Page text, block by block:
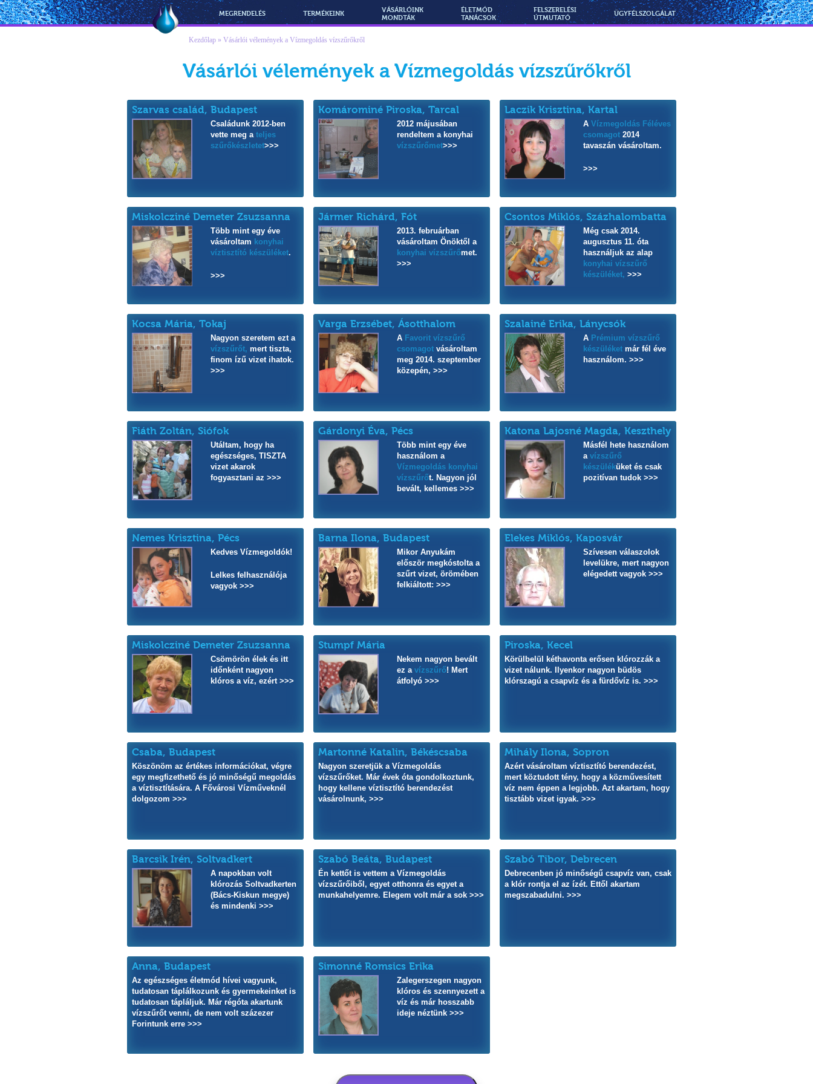
Vízmegoldás
MEGRENDELÉS TERMÉKEINK
VÁSÁRLÓINK
MONDTÁK
ÉLETMÓD
TANÁCSOK
FELSZERELÉSI
ÚTMUTATÓ
ÜGYFÉLSZOLGÁLAT
Kezdőlap » Vásárlói vélemények a Vízmegoldás vízszűrőkről
Vásárlói vélemények a Vízmegoldás vízszűrőkről
Szarvas család, Budapest
Családunk 2012-ben
vette meg a teljes
szűrőkészletet>>>
Komárominé Piroska, Tarcal
2012 májusában
rendeltem a konyhai
vízszűrőmet>>>
Laczik Krisztina, Kartal
A Vízmegoldás Féléves
csomagot 2014
tavaszán vásároltam.
>>>
Miskolcziné Demeter Zsuzsanna
Több mint egy éve
vásároltam konyhai
víztisztító készüléket.
>>>
Jármer Richárd, Fót
2013. februárban
vásároltam Önöktől a
konyhai vízszűrőmet.
>>>
Csontos Miklós, Százhalombatta
Még csak 2014.
augusztus 11. óta
használjuk az alap
konyhai vízszűrő
készüléket, >>>
Kocsa Mária, Tokaj
Nagyon szeretem ezt a
vízszűrőt, mert tiszta,
finom ízű vizet ihatok.
>>>
Varga Erzsébet, Ásotthalom
A Favorit vízszűrő
csomagot vásároltam
meg 2014. szeptember
közepén, >>>
Szalainé Erika, Lánycsók
A Prémium vízszűrő
készüléket már fél éve
használom. >>>
Fiáth Zoltán, Siófok
Utáltam, hogy ha
egészséges, TISZTA
vizet akarok
fogyasztani az >>>
Gárdonyi Éva, Pécs
Több mint egy éve
használom a
Vízmegoldás konyhai
vízszűrőt. Nagyon jól
bevált, kellemes >>>
Katona Lajosné Magda, Keszthely
Másfél hete használom
a vízszűrő
készüléküket és csak
pozitívan tudok >>>
Nemes Krisztina, Pécs
Kedves Vízmegoldók!
Lelkes felhasználója
vagyok >>>
Barna Ilona, Budapest
Mikor Anyukám
először megkóstolta a
szűrt vizet, örömében
felkiáltott: >>>
Elekes Miklós, Kaposvár
Szívesen válaszolok
levelükre, mert nagyon
elégedett vagyok >>>
Miskolcziné Demeter Zsuzsanna
Csömörön élek és itt
időnként nagyon
klóros a víz, ezért >>>
Stumpf Mária
Nekem nagyon bevált
ez a vízszűrő! Mert
átfolyó >>>
Piroska, Kecel
Körülbelül kéthavonta erősen klórozzák a
vizet nálunk. Ilyenkor nagyon büdös
klórszagú a csapvíz és a fürdővíz is. >>>
Csaba, Budapest
Köszönöm az értékes információkat, végre
egy megfizethető és jó minőségű megoldás
a víztisztítására. A Fővárosi Vízműveknél
dolgozom >>>
Martonné Katalin, Békéscsaba
Nagyon szeretjük a Vízmegoldás
vízszűrőket. Már évek óta gondolkoztunk,
hogy kellene víztisztító berendezést
vásárolnunk, >>>
Mihály Ilona, Sopron
Azért vásároltam víztisztító berendezést,
mert köztudott tény, hogy a közművesített
víz nem éppen a legjobb. Azt akartam, hogy
tisztább vizet igyak. >>>
Barcsik Irén, Soltvadkert
A napokban volt
klórozás Soltvadkerten
(Bács-Kiskun megye)
és mindenki >>>
Szabó Beáta, Budapest
Én kettőt is vettem a Vízmegoldás
vízszűrőiből, egyet otthonra és egyet a
munkahelyemre. Elegem volt már a sok >>>
Szabó Tibor, Debrecen
Debrecenben jó minőségű csapvíz van, csak
a klór rontja el az ízét. Ettől akartam
megszabadulni. >>>
Anna, Budapest
Az egészséges életmód hívei vagyunk,
tudatosan táplálkozunk és gyermekeinket is
tudatosan tápláljuk. Már régóta akartunk
vízszűrőt venni, de nem volt százezer
Forintunk erre >>>
Simonné Romsics Erika
Zalegerszegen nagyon
klóros és szennyezett a
víz és már hosszabb
ideje néztünk >>>